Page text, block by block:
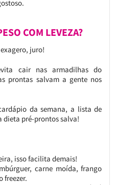
COM LEVEZA?
juro!
cair nas armadilhas do
prontas salvam a gente nos
da semana, a lista de
dieta pré-prontos salva!
isso facilita demais!
carne moída, frango
freezer.